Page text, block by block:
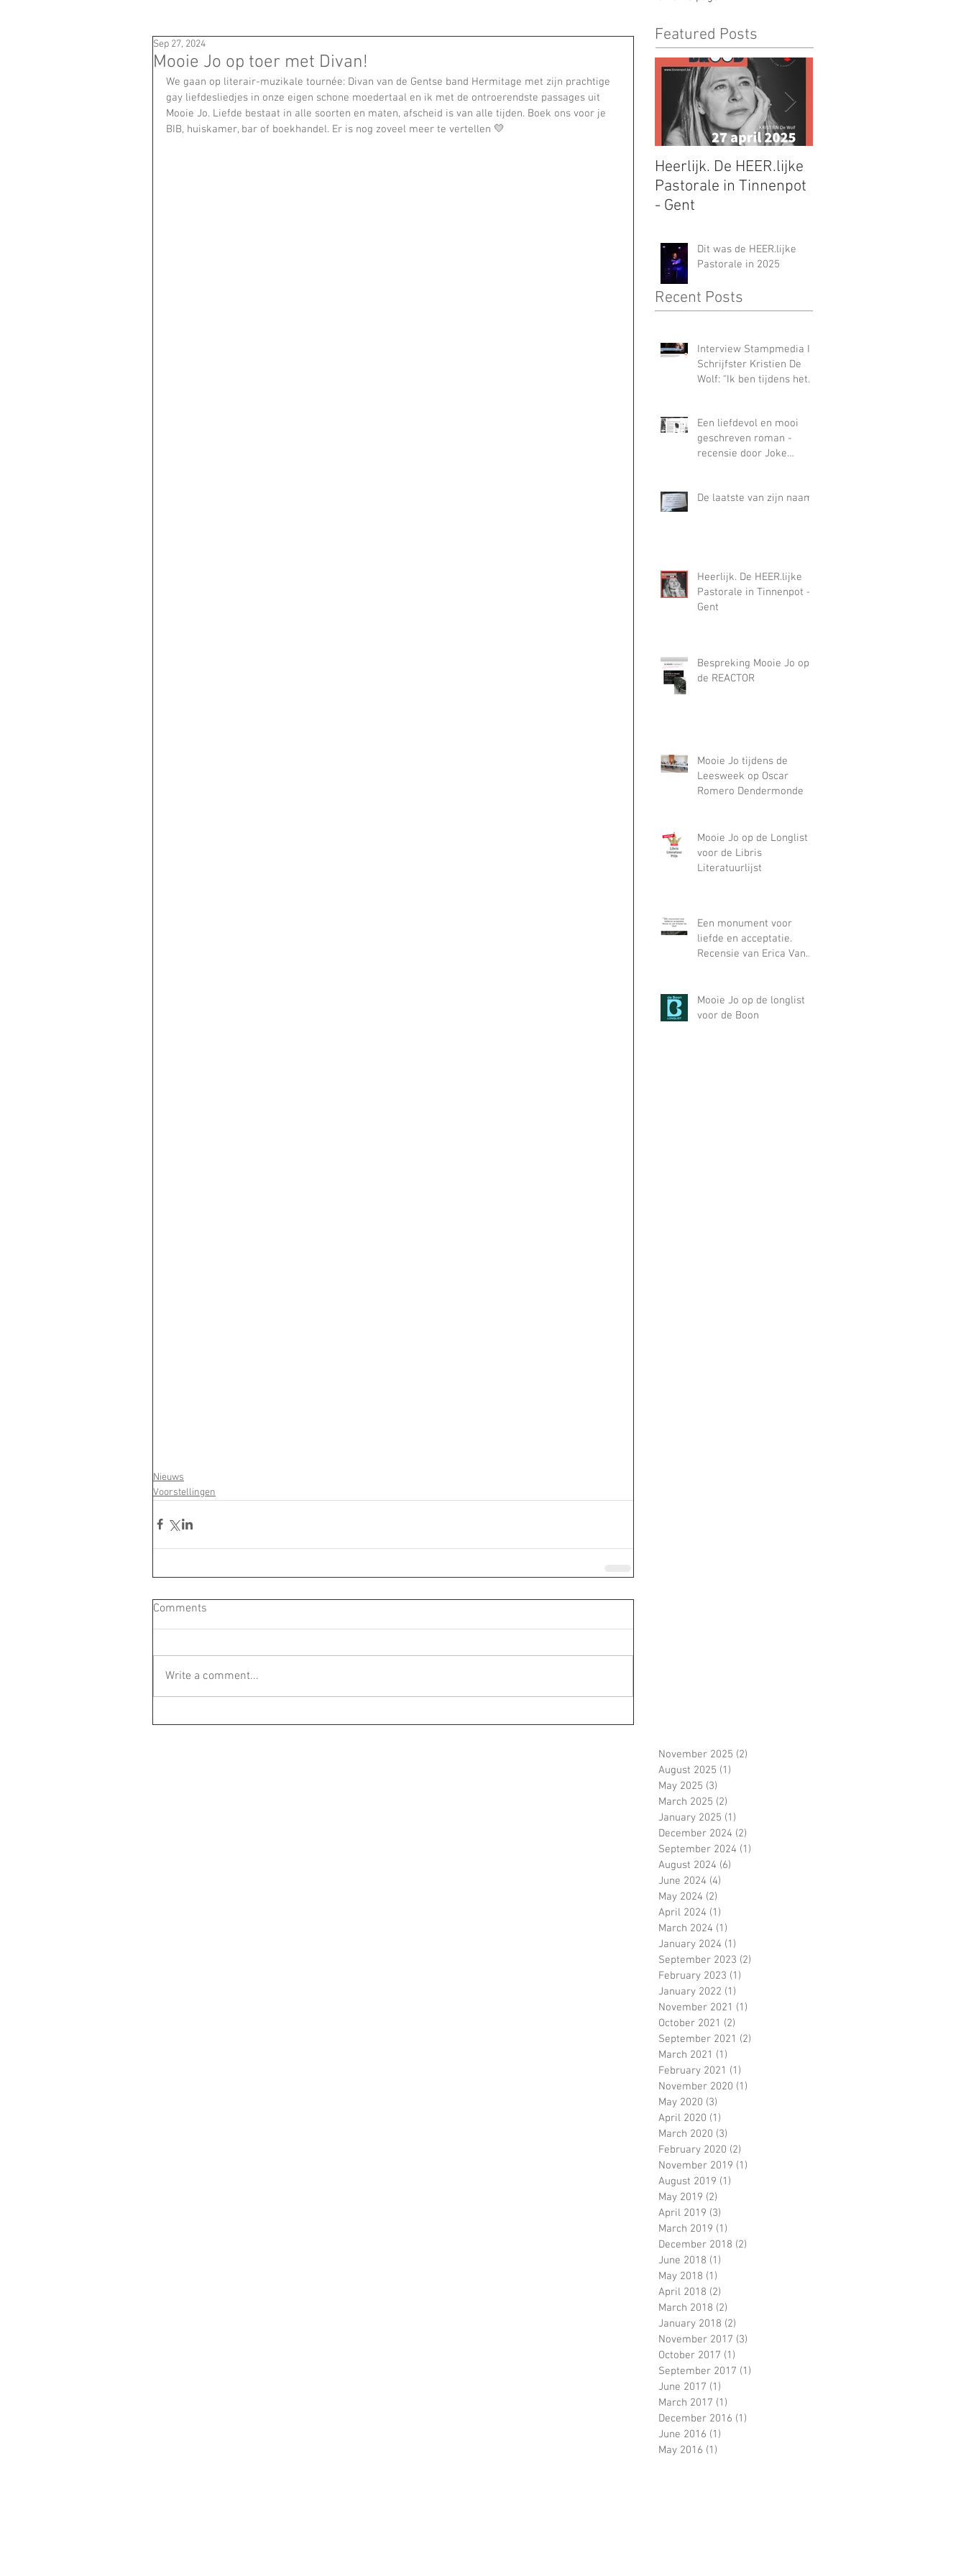
Dit was de HEER.lijke
Pastorale in 2025
Interview Stampmedia I
Schrijfster Kristien De
Wolf: “Ik ben tijdens het
waar alleen misbruik in
paste”
Een liefdevol en mooi
geschreven roman -
recensie door Joke
De laatste van zijn naam
Heerlijk. De HEER.lijke
Pastorale in Tinnenpot -
Gent
Bespreking Mooie Jo op
de REACTOR
Mooie Jo tijdens de
Leesweek op Oscar
Romero Dendermonde
Mooie Jo op de Longlist
voor de Libris
Literatuurlijst
Een monument voor
liefde en acceptatie.
Recensie van Erica Van
Mooie Jo op de longlist
voor de Boon
Recent Posts
Heerlijk. De HEER.lijke
Pastorale in Tinnenpot
- Gent
Featured Posts
Mooie Jo op toer met Divan!
Sep 27, 2024
We gaan op literair-muzikale tournée: Divan van de Gentse band Hermitage met zijn prachtige
gay liefdesliedjes in onze eigen schone moedertaal en ik met de ontroerendste passages uit
Mooie Jo. Liefde bestaat in alle soorten en maten, afscheid is van alle tijden. Boek ons voor je
BIB, huiskamer, bar of boekhandel. Er is nog zoveel meer te vertellen 💛
Nieuws
Voorstellingen
Comments
Write a comment...
November 2025 (2)
August 2025 (1)
May 2025 (3)
March 2025 (2)
January 2025 (1)
December 2024 (2)
September 2024 (1)
August 2024 (6)
June 2024 (4)
May 2024 (2)
April 2024 (1)
March 2024 (1)
January 2024 (1)
September 2023 (2)
February 2023 (1)
January 2022 (1)
November 2021 (1)
October 2021 (2)
September 2021 (2)
March 2021 (1)
February 2021 (1)
November 2020 (1)
May 2020 (3)
April 2020 (1)
March 2020 (3)
February 2020 (2)
November 2019 (1)
August 2019 (1)
May 2019 (2)
April 2019 (3)
March 2019 (1)
December 2018 (2)
June 2018 (1)
May 2018 (1)
April 2018 (2)
March 2018 (2)
January 2018 (2)
November 2017 (3)
October 2017 (1)
September 2017 (1)
June 2017 (1)
March 2017 (1)
December 2016 (1)
June 2016 (1)
May 2016 (1)